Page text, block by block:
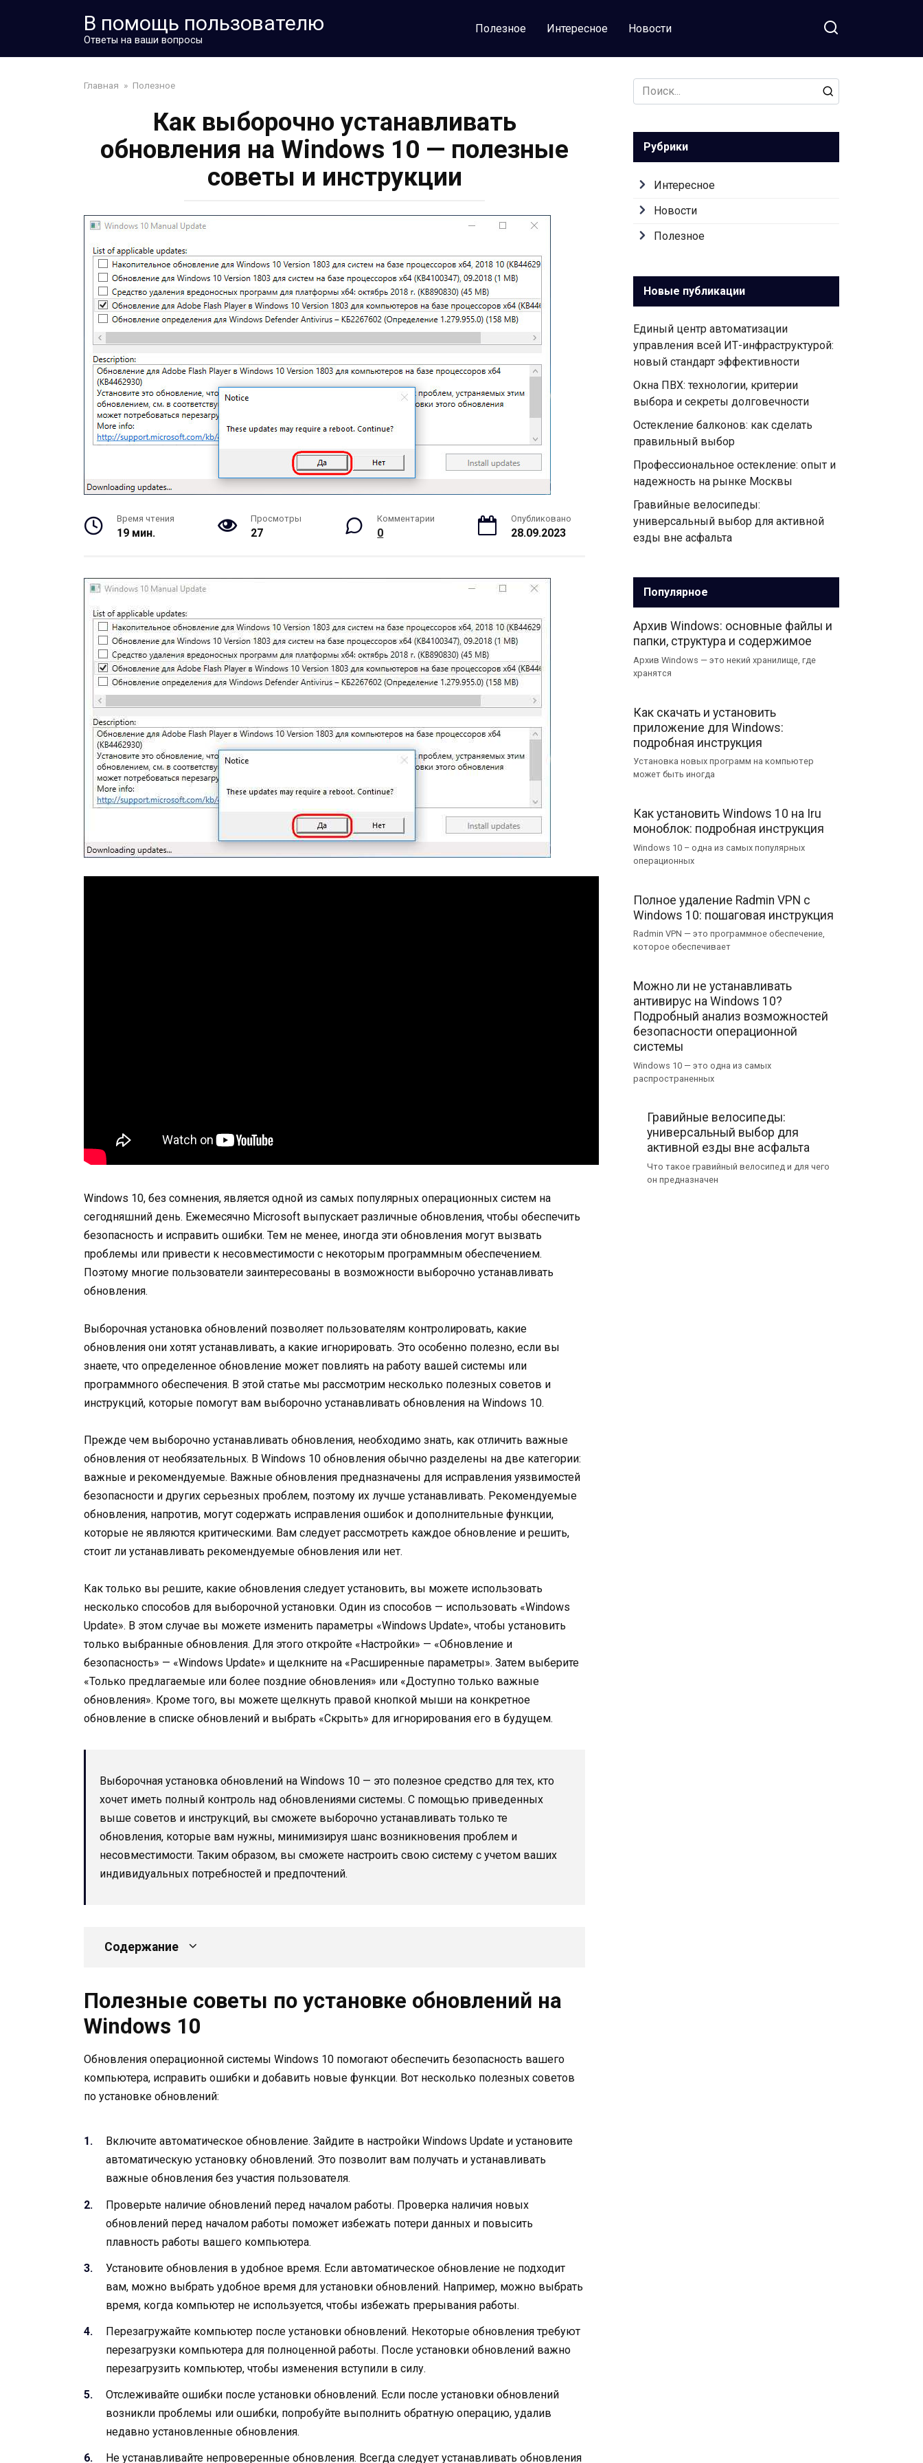
В помощь пользователю
Ответы на ваши вопросы
Полезное Интересное Новости
Главная » Полезное
Как выборочно устанавливать
обновления на Windows 10 — полезные
советы и инструкции
Время чтения
19 мин.
Просмотры
27
Комментарии
0
Опубликовано
28.09.2023
Windows 10, без сомнения, является одной из самых популярных операционных систем на
сегодняшний день. Ежемесячно Microsoft выпускает различные обновления, чтобы обеспечить
безопасность и исправить ошибки. Тем не менее, иногда эти обновления могут вызвать
проблемы или привести к несовместимости с некоторым программным обеспечением.
Поэтому многие пользователи заинтересованы в возможности выборочно устанавливать
обновления.
Выборочная установка обновлений позволяет пользователям контролировать, какие
обновления они хотят устанавливать, а какие игнорировать. Это особенно полезно, если вы
знаете, что определенное обновление может повлиять на работу вашей системы или
программного обеспечения. В этой статье мы рассмотрим несколько полезных советов и
инструкций, которые помогут вам выборочно устанавливать обновления на Windows 10.
Прежде чем выборочно устанавливать обновления, необходимо знать, как отличить важные
обновления от необязательных. В Windows 10 обновления обычно разделены на две категории:
важные и рекомендуемые. Важные обновления предназначены для исправления уязвимостей
безопасности и других серьезных проблем, поэтому их лучше устанавливать. Рекомендуемые
обновления, напротив, могут содержать исправления ошибок и дополнительные функции,
которые не являются критическими. Вам следует рассмотреть каждое обновление и решить,
стоит ли устанавливать рекомендуемые обновления или нет.
Как только вы решите, какие обновления следует установить, вы можете использовать
несколько способов для выборочной установки. Один из способов — использовать «Windows
Update». В этом случае вы можете изменить параметры «Windows Update», чтобы установить
только выбранные обновления. Для этого откройте «Настройки» — «Обновление и
безопасность» — «Windows Update» и щелкните на «Расширенные параметры». Затем выберите
«Только предлагаемые или более поздние обновления» или «Доступно только важные
обновления». Кроме того, вы можете щелкнуть правой кнопкой мыши на конкретное
обновление в списке обновлений и выбрать «Скрыть» для игнорирования его в будущем.
Выборочная установка обновлений на Windows 10 — это полезное средство для тех, кто
хочет иметь полный контроль над обновлениями системы. С помощью приведенных
выше советов и инструкций, вы сможете выборочно устанавливать только те
обновления, которые вам нужны, минимизируя шанс возникновения проблем и
несовместимости. Таким образом, вы сможете настроить свою систему с учетом ваших
индивидуальных потребностей и предпочтений.
Содержание
Полезные советы по установке обновлений на
Windows 10
Обновления операционной системы Windows 10 помогают обеспечить безопасность вашего
компьютера, исправить ошибки и добавить новые функции. Вот несколько полезных советов
по установке обновлений:
Включите автоматическое обновление. Зайдите в настройки Windows Update и установите
автоматическую установку обновлений. Это позволит вам получать и устанавливать
важные обновления без участия пользователя.
Проверьте наличие обновлений перед началом работы. Проверка наличия новых
обновлений перед началом работы поможет избежать потери данных и повысить
плавность работы вашего компьютера.
Установите обновления в удобное время. Если автоматическое обновление не подходит
вам, можно выбрать удобное время для установки обновлений. Например, можно выбрать
время, когда компьютер не используется, чтобы избежать прерывания работы.
Перезагружайте компьютер после установки обновлений. Некоторые обновления требуют
перезагрузки компьютера для полноценной работы. После установки обновлений важно
перезагрузить компьютер, чтобы изменения вступили в силу.
Отслеживайте ошибки после установки обновлений. Если после установки обновлений
возникли проблемы или ошибки, попробуйте выполнить обратную операцию, удалив
недавно установленные обновления.
Не устанавливайте непроверенные обновления. Всегда следует устанавливать обновления
Search
for:
Рубрики
Интересное
Новости
Полезное
Новые публикации
Единый центр автоматизации
управления всей ИТ-инфраструктурой:
новый стандарт эффективности
Окна ПВХ: технологии, критерии
выбора и секреты долговечности
Остекление балконов: как сделать
правильный выбор
Профессиональное остекление: опыт и
надежность на рынке Москвы
Гравийные велосипеды:
универсальный выбор для активной
езды вне асфальта
Популярное
Архив Windows: основные файлы и
папки, структура и содержимое
Архив Windows — это некий хранилище, где
хранятся
Как скачать и установить
приложение для Windows:
подробная инструкция
Установка новых программ на компьютер
может быть иногда
Как установить Windows 10 на Iru
моноблок: подробная инструкция
Windows 10 – одна из самых популярных
операционных
Полное удаление Radmin VPN с
Windows 10: пошаговая инструкция
Radmin VPN — это программное обеспечение,
которое обеспечивает
Можно ли не устанавливать
антивирус на Windows 10?
Подробный анализ возможностей
безопасности операционной
системы
Windows 10 — это одна из самых
распространенных
Гравийные велосипеды:
универсальный выбор для
активной езды вне асфальта
Что такое гравийный велосипед и для чего
он предназначен